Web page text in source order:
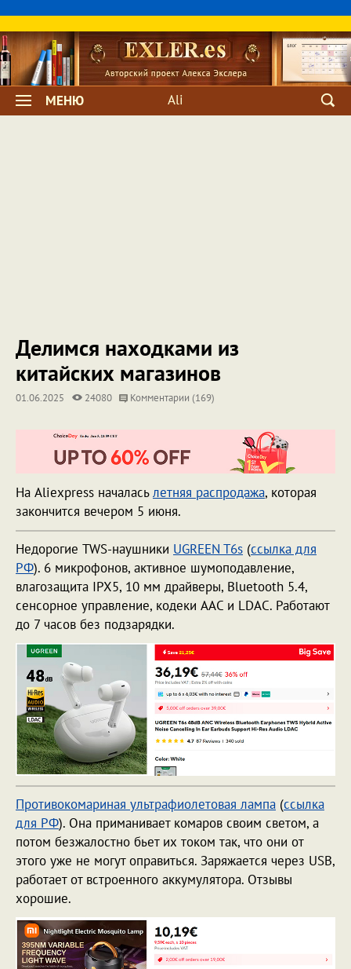
МЕНЮ Ali
Делимся находками из
китайских магазинов
01.06.2025 24080 Комментарии (169)
На Aliexpress началасьлетняя распродажа, которая
закончится вечером 5 июня.
Недорогие TWS-наушники UGREEN T6s (ссылка для
РФ). 6 микрофонов, активное шумоподавление,
влагозащита IPX5, 10 мм драйверы, Bluetooth 5.4,
сенсорное управление, кодеки AAC и LDAC. Работают
до 7 часов без подзарядки.
Противокомариная ультрафиолетовая лампа (ссылка
для РФ). Она приманивает комаров своим светом, а
потом безжалостно бьет их током так, что они от
этого уже не могут оправиться. Заряжается через USB,
работает от встроенного аккумулятора. Отзывы
хорошие.